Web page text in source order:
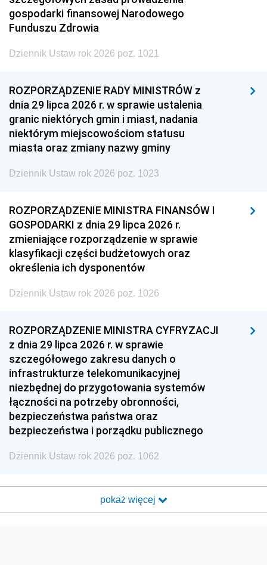
gospodarki finansowej Narodowego
Funduszu Zdrowia
Dziennik Ustaw rok 2026 poz. 1021
ROZPORZĄDZENIE RADY MINISTRÓW z
dnia 29 lipca 2026 r. w sprawie ustalenia
granic niektórych gmin i miast, nadania
niektórym miejscowościom statusu
miasta oraz zmiany nazwy gminy
Dziennik Ustaw rok 2026 poz. 1023
ROZPORZĄDZENIE MINISTRA FINANSÓW I
GOSPODARKI z dnia 29 lipca 2026 r.
zmieniające rozporządzenie w sprawie
klasyfikacji części budżetowych oraz
określenia ich dysponentów
Dziennik Ustaw rok 2026 poz. 1026
ROZPORZĄDZENIE MINISTRA CYFRYZACJI
z dnia 29 lipca 2026 r. w sprawie
szczegółowego zakresu danych o
infrastrukturze telekomunikacyjnej
niezbędnej do przygotowania systemów
łączności na potrzeby obronności,
bezpieczeństwa państwa oraz
bezpieczeństwa i porządku publicznego
Dziennik Ustaw rok 2026 poz. 1062
pokaż więcej